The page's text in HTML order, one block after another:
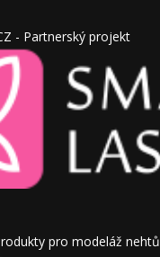
- Partnerský projekt
pro modeláž nehtů